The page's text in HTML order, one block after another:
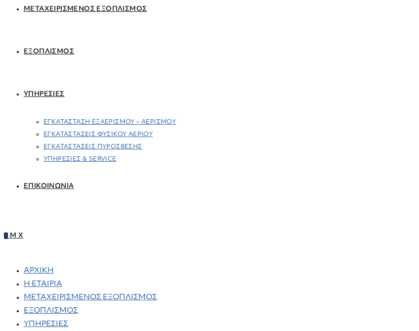
ΜΕΤΑΧΕΙΡΙΣΜΕΝΟΣ ΕΞΟΠΛΙΣΜΟΣ
ΕΞΟΠΛΙΣΜΟΣ
ΥΠΗΡΕΣΙΕΣ
ΕΓΚΑΤΑΣΤΑΣΗ ΕΞΑΕΡΙΣΜΟΥ – ΑΕΡΙΣΜΟΥ
ΕΓΚΑΤΑΣΤΑΣΕΙΣ ΦΥΣΙΚΟΥ ΑΕΡΙΟΥ
ΕΓΚΑΤΑΣΤΑΣΕΙΣ ΠΥΡΟΣΒΕΣΗΣ
ΥΠΗΡΕΣΙΕΣ & SERVICE
ΕΠΙΚΟΙΝΩΝΙΑ
0 M X
ΑΡΧΙΚΗ
Η ΕΤΑΙΡΙΑ
ΜΕΤΑΧΕΙΡΙΣΜΕΝΟΣ ΕΞΟΠΛΙΣΜΟΣ
ΕΞΟΠΛΙΣΜΟΣ
ΥΠΗΡΕΣΙΕΣ